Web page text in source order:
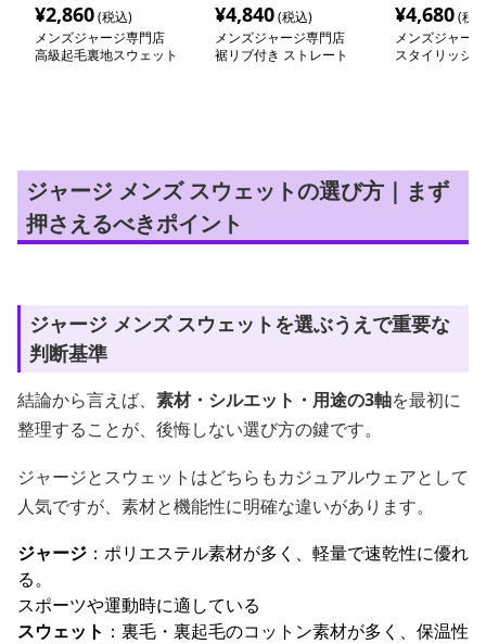
¥2,860(税込)
メンズジャージ専門店
高級起毛裏地スウェット
¥4,840(税込)
メンズジャージ専門店
裾リブ付き ストレート
¥4,680(税
メンズジャー
スタイリッシ
ジャージ メンズ スウェットの選び方｜まず
押さえるべきポイント
ジャージ メンズ スウェットを選ぶうえで重要な
判断基準
結論から言えば、 素材・シルエット・用途の3軸を最初に
整理することが、後悔しない選び方の鍵です。
ジャージとスウェットはどちらもカジュアルウェアとして
人気ですが、素材と機能性に明確な違いがあります。
ジャージ ：ポリエステル素材が多く、軽量で速乾性に優れ
る。
スポーツや運動時に適している
スウェット ：裏毛・裏起毛のコットン素材が多く、保温性